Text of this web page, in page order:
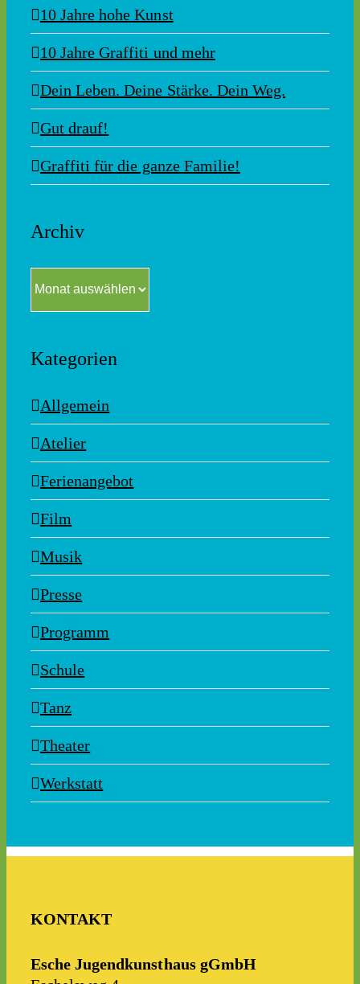
10 Jahre hohe Kunst
10 Jahre Graffiti und mehr
Dein Leben. Deine Stärke. Dein Weg.
Gut drauf!
Graffiti für die ganze Familie!
Archiv
Kategorien
Allgemein
Atelier
Ferienangebot
Film
Musik
Presse
Programm
Schule
Tanz
Theater
Werkstatt
KONTAKT
Esche Jugendkunsthaus gGmbH